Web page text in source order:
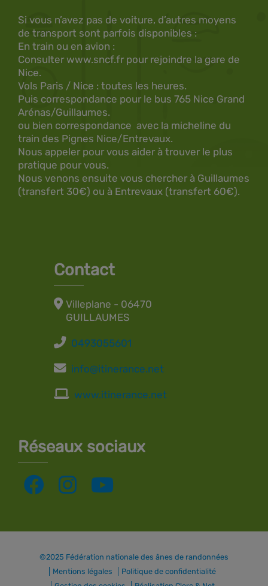
Si vous n’avez pas de voiture, d’autres moyens
de transport sont parfois disponibles :
En train ou en avion :
Consulter www.sncf.fr pour rejoindre la gare de
Nice.
Vols Paris / Nice : toutes les heures.
Puis correspondance pour le bus 765 Nice Grand
Arénas/Guillaumes.
ou bien correspondance avec la micheline du
train des Pignes Nice/Entrevaux.
Nous appeler pour vous aider à trouver le plus
pratique pour vous.
Nous venons ensuite vous chercher à Guillaumes
(transfert 30€) ou à Entrevaux (transfert 60€).
Contact
Villeplane - 06470
GUILLAUMES
0493055601
info@itinerance.net
www.itinerance.net
Réseaux sociaux
©2025 Fédération nationale des ânes de randonnées
Mentions légales
Politique de confidentialité